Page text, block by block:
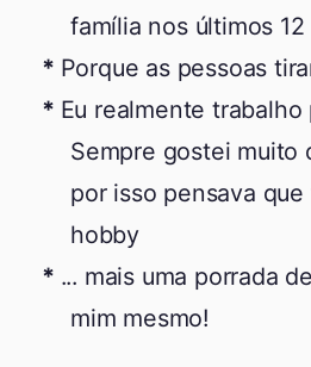
família nos últimos 12
Porque as pessoas
Eu realmente trabalho
Sempre gostei muito
por isso pensava
hobby
... mais uma porrada
mim mesmo!